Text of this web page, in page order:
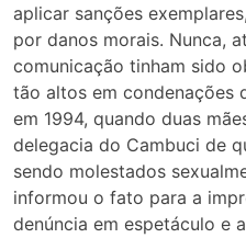
aplicar sanções
por danos morais. Nunca,
comunicação tinham sido
tão altos em condenações
em 1994, quando duas
delegacia do Cambuci de
sendo molestados
informou o fato para a
denúncia em espetáculo e